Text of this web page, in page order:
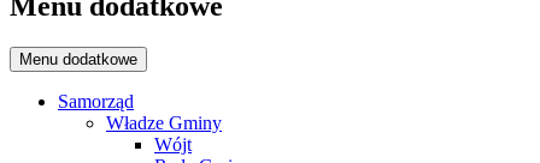
Menu dodatkowe
Samorząd
Władze Gminy
Wójt